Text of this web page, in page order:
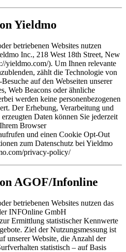
Yieldmo
betriebenen Websites nutzen
Inc., 218 West 18th Street, New
yieldmo.com/). Um Ihnen relevante
zählt die Technologie von
auf den Webseiten unserer
Web Beacons oder ähnliche
werden keine personenbezogenen
Der Erhebung, Verarbeitung und
Daten können Sie jederzeit
Browser
und einen Cookie Opt-Out
zum Datenschutz bei Yieldmo
privacy-policy/
AGOF/Infonline
betriebenen Websites nutzen das
INFOnline GmbH
Ermittlung statistischer Kennwerte
Ziel der Nutzungsmessung ist
unserer Website, die Anzahl der
statistisch – auf Basis